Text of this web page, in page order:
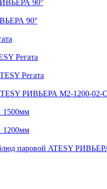
90°
90°
Регата
Регата
РИВЬЕРА М2-1200-02-
1500мм
1200мм
паровой ATESY